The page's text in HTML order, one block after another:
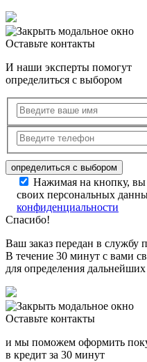
Оставьте контакты
И наши эксперты помогут
определиться с выбором
Нажимая на кнопку, вы
своих персональных
конфиденциальности
Спасибо!
Ваш заказ передан в службу
В течение 30 минут с вами
для определения
Оставьте контакты
и мы поможем оформить
в кредит за 30 минут